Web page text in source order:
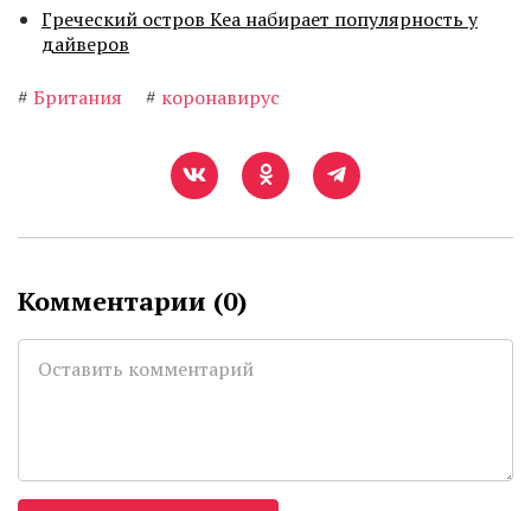
Греческий остров Кеа набирает популярность у
дайверов
# Британия # коронавирус
Комментарии (0)